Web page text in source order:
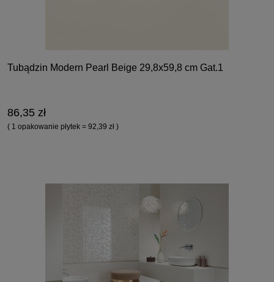
Tubądzin Modern Pearl Beige 29,8x59,8 cm Gat.1
86,35 zł
( 1 opakowanie płytek = 92,39 zł )